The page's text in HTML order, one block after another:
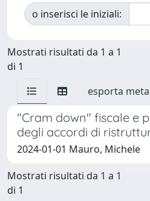
o inserisci le iniziali:
Mostrati risultati da 1 a 1
di 1
esporta
"Cram down" fiscale e
degli accordi di
2024-01-01 Mauro, Michele
Mostrati risultati da 1 a 1
di 1